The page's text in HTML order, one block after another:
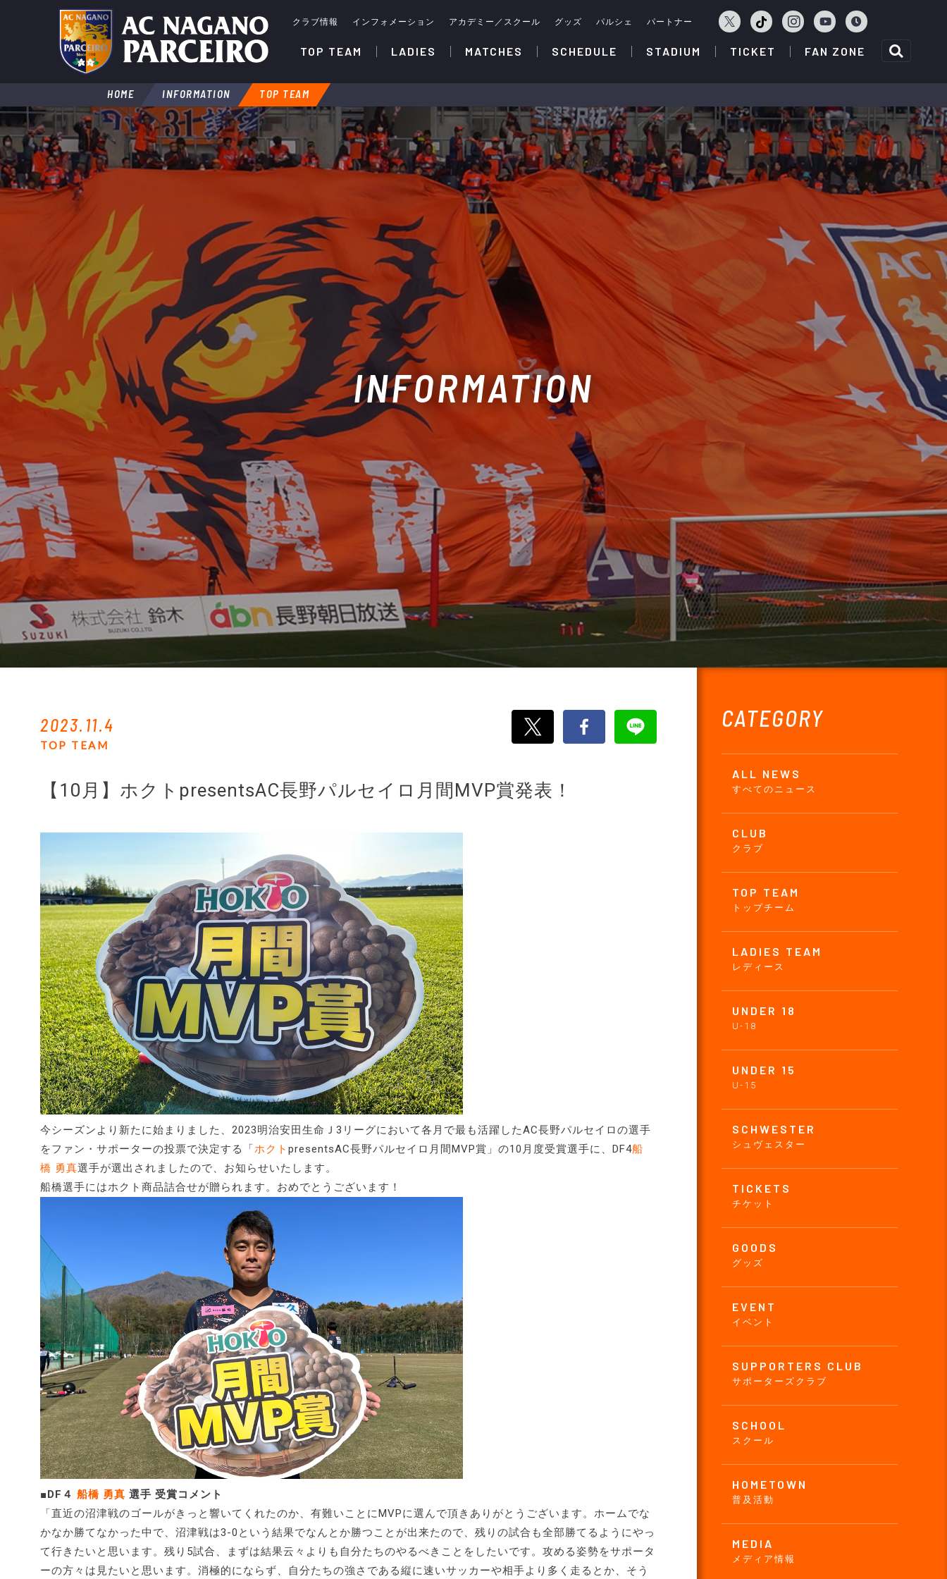
クラブ情報 インフォメーション アカデミー／スクール グッズ パルシェ パートナー
TOP TEAM LADIES MATCHES SCHEDULE STADIUM TICKET FAN ZONE
HOME INFORMATION TOP TEAM
INFORMATION
CATEGORY
ALL NEWS
すべてのニュース
CLUB
クラブ
TOP TEAM
トップチーム
LADIES TEAM
レディース
UNDER 18
U-18
UNDER 15
U-15
SCHWESTER
シュヴェスター
TICKETS
チケット
GOODS
グッズ
EVENT
イベント
SUPPORTERS CLUB
サポーターズクラブ
SCHOOL
スクール
HOMETOWN
普及活動
MEDIA
メディア情報
2023.11.4
TOP TEAM
【10月】ホクトpresentsAC長野パルセイロ月間MVP賞発表！
今シーズンより新たに始まりました、2023明治安田生命Ｊ3リーグにおいて各月で最も活躍したAC長野パルセイロの選手
をファン・サポーターの投票で決定する「ホクト presentsAC長野パルセイロ月間MVP賞」の10月度受賞選手に、DF4船
橋 勇真選手が選出されましたので、お知らせいたします。
船橋選手にはホクト商品詰合せが贈られます。おめでとうございます！
■DF４ 船橋 勇真 選手 受賞コメント
「直近の沼津戦のゴールがきっと響いてくれたのか、有難いことにMVPに選んで頂きありがとうございます。ホームでな
かなか勝てなかった中で、沼津戦は3-0という結果でなんとか勝つことが出来たので、残りの試合も全部勝てるようにやっ
て行きたいと思います。残り5試合、まずは結果云々よりも自分たちのやるべきことをしたいです。攻める姿勢をサポータ
ーの方々は見たいと思います。消極的にならず、自分たちの強さである縦に速いサッカーや相手より多く走るとか、そう